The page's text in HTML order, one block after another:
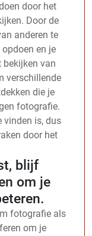
door het
Door de
anderen te
en je
bekijken van
verschillende
die je
fotografie.
vinden is, dus
door het
blijf
om je
fotografie als
om je